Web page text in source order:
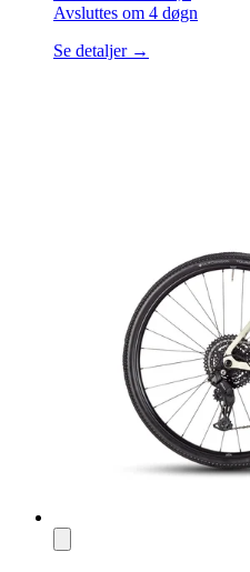
Avsluttes om 4 døgn
Se detaljer →